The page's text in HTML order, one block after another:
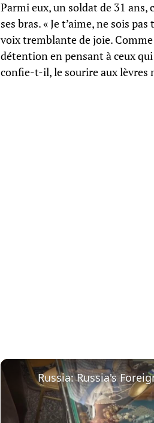
Parmi eux, un soldat de 31 ans,
ses bras. « Je t’aime, ne sois
voix tremblante de joie. Comme
détention en pensant à ceux
confie-t-il, le sourire aux lèvres